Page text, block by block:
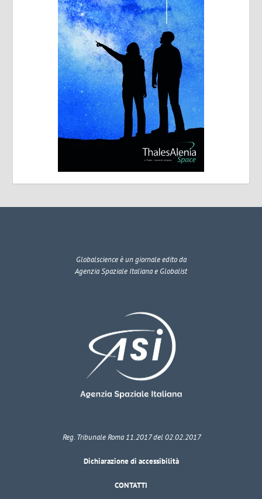
Globalscienceè un giornale edito da
Agenzia Spaziale Italiana e Globalist
Reg. Tribunale Roma 11.2017 del 02.02.2017
Dichiarazione di accessibilità
CONTATTI